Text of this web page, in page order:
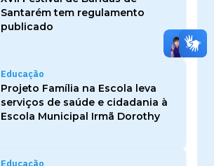
Santarém tem regulamento
publicado
Educação
Projeto Família na Escola leva
serviços de saúde e cidadania à
Escola Municipal Irmã Dorothy